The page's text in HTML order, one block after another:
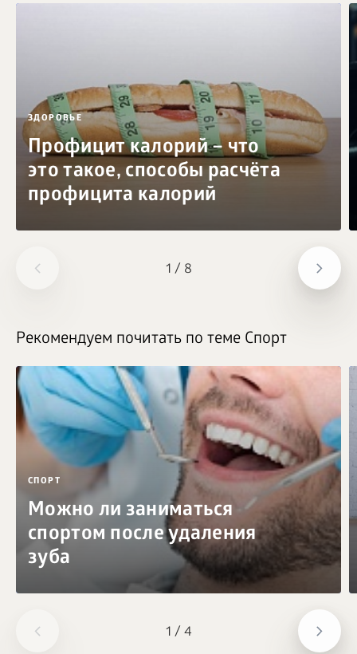
1 / 8
ЗДОРОВЬЕ
Профицит калорий – что
это такое, способы расчёта
профицита калорий
1 / 4
Рекомендуем почитать по теме Спорт
СПОРТ
Можно ли заниматься
спортом после удаления
зуба